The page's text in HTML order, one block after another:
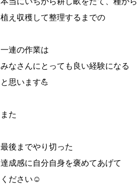
植え収穫して整理するまでの
一連の作業は
みなさんにとっても良い経験になる
と思います💪
また
最後までやり切った
達成感に自分自身を褒めてあげて
ください☺️